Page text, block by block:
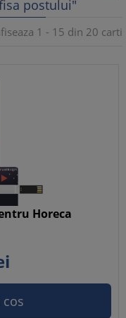
postului"
1 - 15 din 20 carti
Horeca